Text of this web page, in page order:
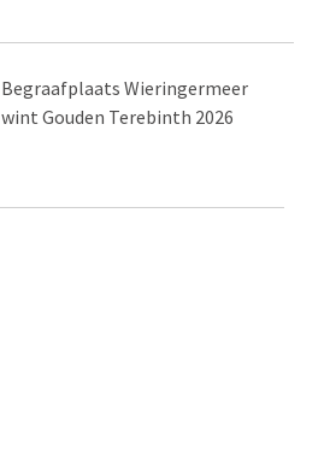
Begraafplaats Wieringermeer
wint Gouden Terebinth 2026